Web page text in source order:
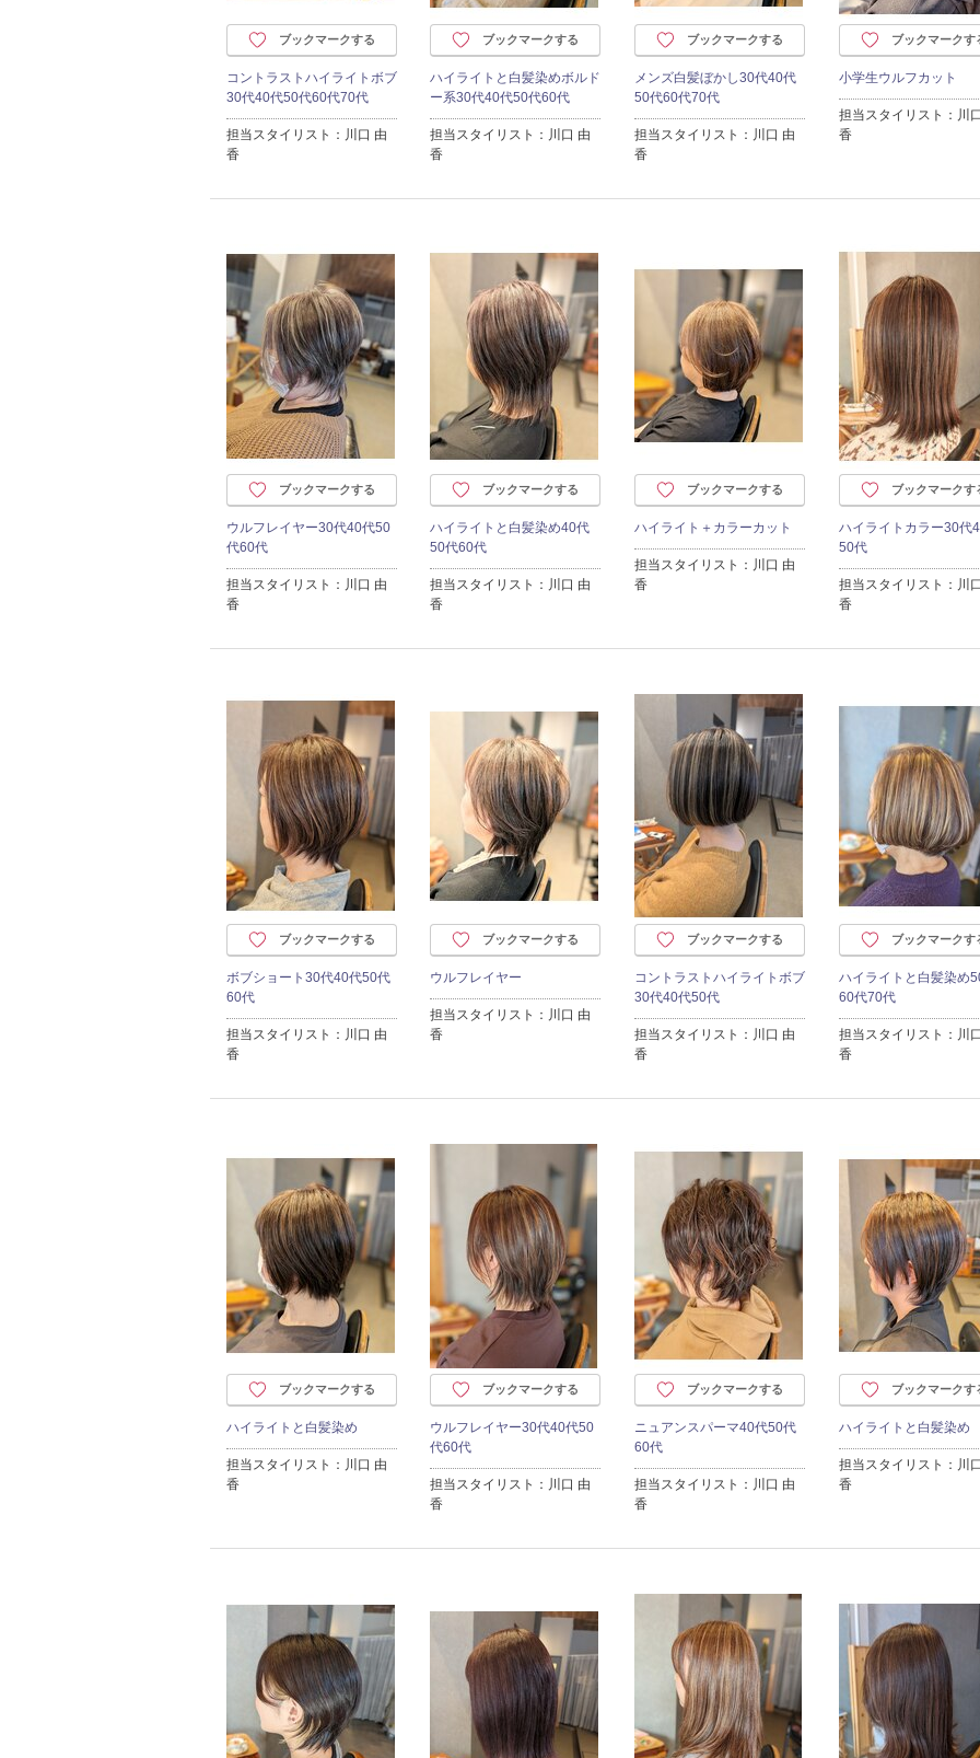
ブックマークする
コントラストハイライトボブ
30代40代50代60代70代
担当スタイリスト：川口 由
香
ブックマークする
ハイライトと白髪染めボルド
ー系30代40代50代60代
担当スタイリスト：川口 由
香
ブックマークする
メンズ白髪ぼかし30代40代
50代60代70代
担当スタイリスト：川口 由
香
ブックマークす
小学生ウルフカット
担当スタイリスト：川
香
ブックマークする
ウルフレイヤー30代40代50
代60代
担当スタイリスト：川口 由
香
ブックマークする
ハイライトと白髪染め40代
50代60代
担当スタイリスト：川口 由
香
ブックマークする
ハイライト＋カラーカット
担当スタイリスト：川口 由
香
ブックマークす
ハイライトカラー30代
50代
担当スタイリスト：川
香
ブックマークする
ボブショート30代40代50代
60代
担当スタイリスト：川口 由
香
ブックマークする
ウルフレイヤー
担当スタイリスト：川口 由
香
ブックマークする
コントラストハイライトボブ
30代40代50代
担当スタイリスト：川口 由
香
ブックマークす
ハイライトと白髪染め
60代70代
担当スタイリスト：川
香
ブックマークする
ハイライトと白髪染め
担当スタイリスト：川口 由
香
ブックマークする
ウルフレイヤー30代40代50
代60代
担当スタイリスト：川口 由
香
ブックマークする
ニュアンスパーマ40代50代
60代
担当スタイリスト：川口 由
香
ブックマークす
ハイライトと白髪染め
担当スタイリスト：川
香